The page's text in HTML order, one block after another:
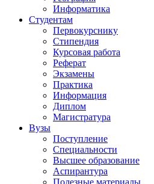
Информатика
Студентам
Первокурснику
Стипендия
Курсовая работа
Реферат
Экзамены
Практика
Информация
Диплом
Магистратура
Вузы
Поступление
Специальности
Высшее образование
Аспирантура
Полезные материалы